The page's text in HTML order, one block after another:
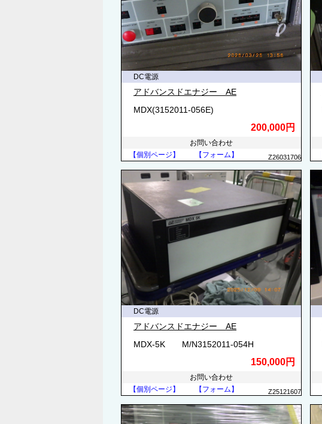
DC電源
アドバンスドエナジー AE
MDX(3152011-056E)
200,000円
お問い合わせ
【個別ページ】
【フォーム】 Z26031706
DC電源
アドバンスドエナジー AE
MDX-5K M/N3152011-054H
150,000円
お問い合わせ
【個別ページ】
【フォーム】 Z25121607